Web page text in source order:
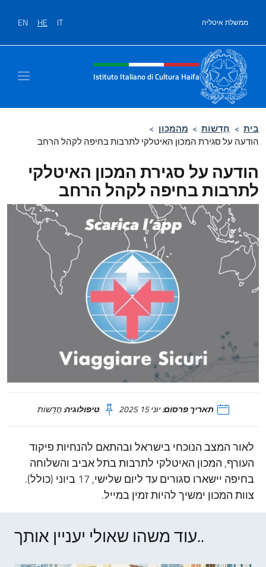
ממשלת איטליה IT
HE
EN
Site header, social and menu
Istituto Italiano di Cultura Haifa
בית > חֲדָשׁוֹת > מהמכון >
הודעה על סגירת המכון האיטלקי לתרבות בחיפה לקהל הרחב
הודעה על סגירת המכון האיטלקי
לתרבות בחיפה לקהל הרחב
תאריך פרסום:יוני 15 2025 טיפולוגיה:חֲדָשׁוֹת
לאור המצב הנוכחי בישראל ובהתאם להנחיות פיקוד
העורף, המכון האיטלקי לתרבות בתל אביב והשלוחה
בחיפה יישארו סגורים עד ליום שלישי, 17 ביוני (כולל).
צוות המכון ימשיך להיות זמין במייל.
עוד משהו שאולי יעניין אותך..